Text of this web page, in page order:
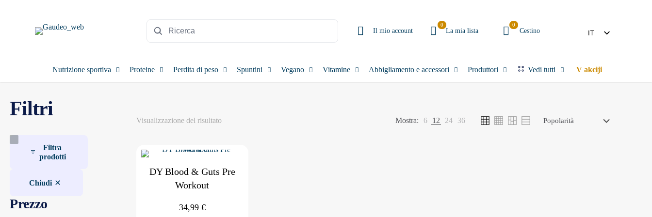
Il mio account
0
La mia lista
0
Cestino
IT
Nutrizione sportiva Proteine Perdita di peso Spuntini Vegano Vitamine Abbigliamento e accessori Produttori Vedi tutti V akciji
Visualizzazione del risultato Mostra: 6 12 24 36
DY Blood & Guts Pre
Workout
34,99 €
Filtri
Filtra
prodotti
Chiudi
Prezzo